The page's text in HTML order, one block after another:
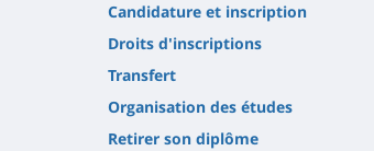
Candidature et inscription
Droits d'inscriptions
Transfert
Organisation des études
Retirer son diplôme